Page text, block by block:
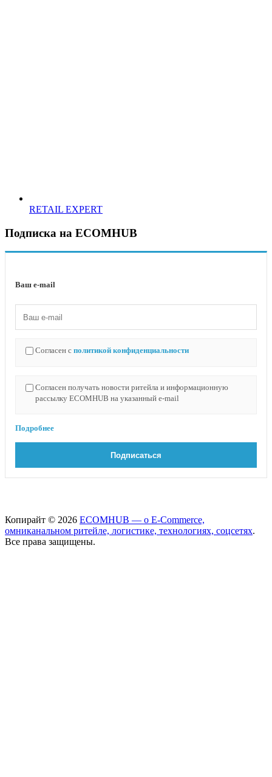
RETAIL EXPERT
Подписка на ECOMHUB
Ваш e-mail
Согласен с политикой конфиденциальности
Согласен получать новости ритейла и информационную
рассылку ECOMHUB на указанный e-mail
Подробнее
Копирайт © 2026 ECOMHUB — о E-Commerce,
омниканальном ритейле, логистике, технологиях, соцсетях.
Все права защищены.